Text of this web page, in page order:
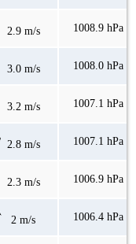
2.9 m/s 1008.9 hPa
3.0 m/s 1008.0 hPa
3.2 m/s 1007.1 hPa
2.8 m/s 1007.1 hPa
2.3 m/s 1006.9 hPa
2 m/s 1006.4 hPa